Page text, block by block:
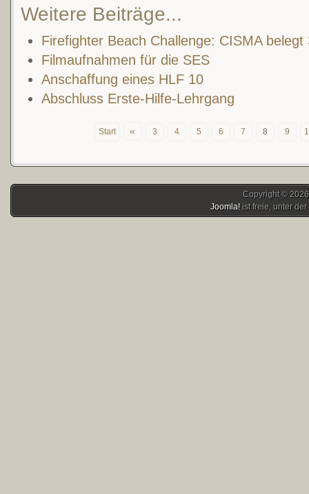
Weitere Beiträge...
Firefighter Beach Challenge: CISMA belegt
Filmaufnahmen für die SES
Anschaffung eines HLF 10
Abschluss Erste-Hilfe-Lehrgang
Start « 3 4 5 6 7 8 9
Copyright ©
Joomla! ist freie, unter der